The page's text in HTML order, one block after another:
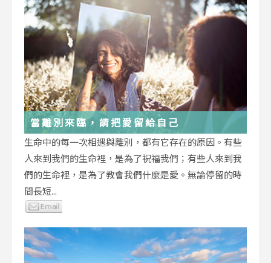
當離別來臨，請把愛留給自己
生命中的每一次相遇與離別，都有它存在的原因。有些
人來到我們的生命裡，是為了祝福我們；有些人來到我
們的生命裡，是為了教會我們什麼是愛。無論停留的時
間長短...